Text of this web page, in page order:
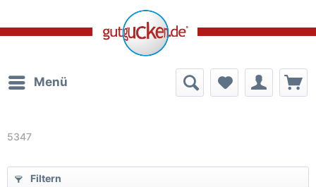
Menü
5347
Filtern